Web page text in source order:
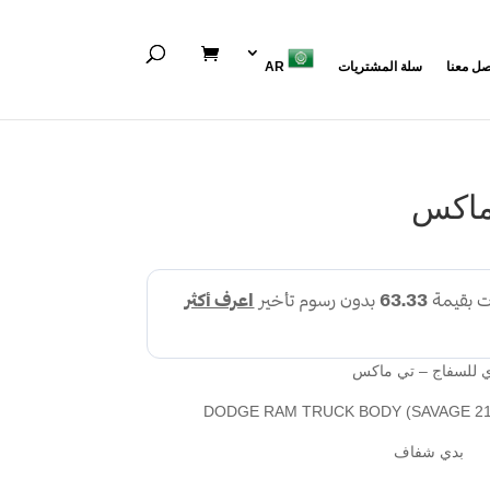
معنا سلة المشتريات AR
للسفاج – تي ماكس
بدي شفاف